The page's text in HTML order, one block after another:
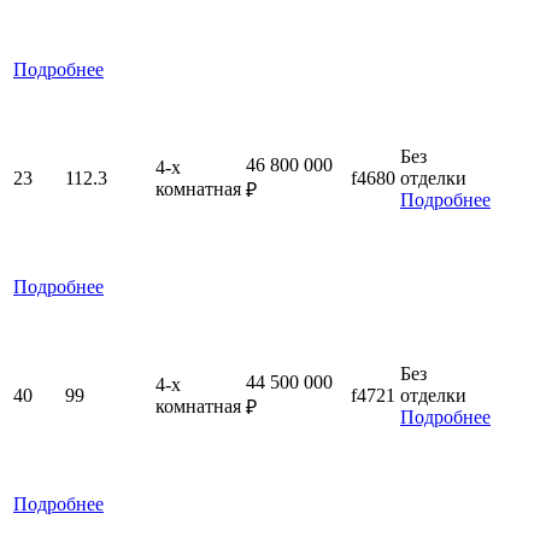
Подробнее
23 112.3
4-x
комнатная
46 800 000
₽
f4680
Без
отделки
Подробнее
Подробнее
40 99
4-x
комнатная
44 500 000
₽
f4721
Без
отделки
Подробнее
Подробнее